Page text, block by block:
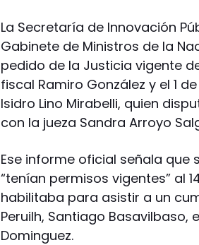
La Secretaría de Innovación
Gabinete de Ministros de la
pedido de la Justicia vigente
fiscal Ramiro González y el 1
Isidro Lino Mirabelli, quien
con la jueza Sandra Arroyo
Ese informe oficial señala
“tenían permisos vigentes” al
habilitaba para asistir a un
Peruilh, Santiago Basavilbaso,
Dominguez.